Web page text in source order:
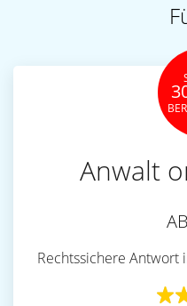
Anwalt
AB
Rechtssichere